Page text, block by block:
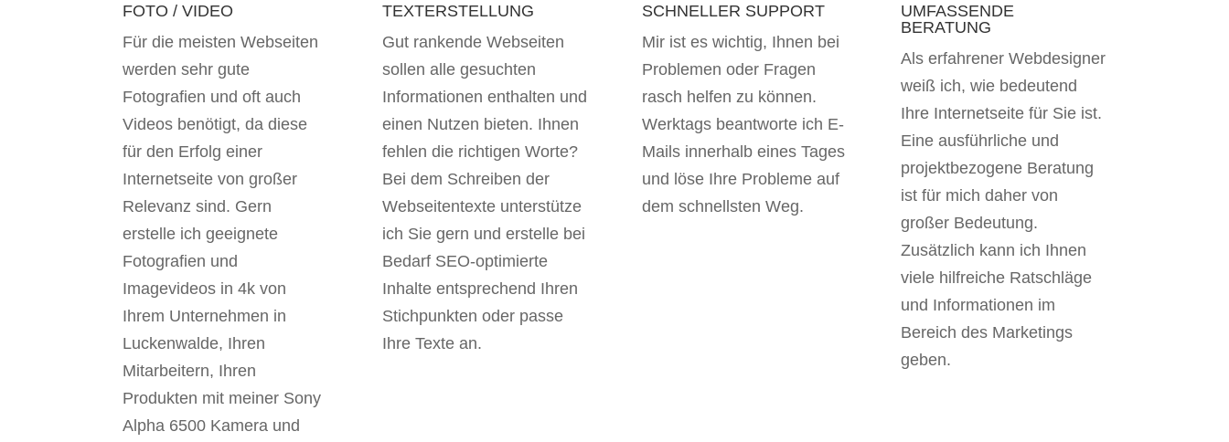
FOTO / VIDEO
Für die meisten Webseiten
werden sehr gute
Fotografien und oft auch
Videos benötigt, da diese
für den Erfolg einer
Internetseite von großer
Relevanz sind. Gern
erstelle ich geeignete
Fotografien und
Imagevideos in 4k von
Ihrem Unternehmen in
Luckenwalde, Ihren
Mitarbeitern, Ihren
Produkten mit meiner Sony
Alpha 6500 Kamera und
TEXTERSTELLUNG
Gut rankende Webseiten
sollen alle gesuchten
Informationen enthalten und
einen Nutzen bieten. Ihnen
fehlen die richtigen Worte?
Bei dem Schreiben der
Webseitentexte unterstütze
ich Sie gern und erstelle bei
Bedarf SEO-optimierte
Inhalte entsprechend Ihren
Stichpunkten oder passe
Ihre Texte an.
SCHNELLER SUPPORT
Mir ist es wichtig, Ihnen bei
Problemen oder Fragen
rasch helfen zu können.
Werktags beantworte ich E-
Mails innerhalb eines Tages
und löse Ihre Probleme auf
dem schnellsten Weg.
UMFASSENDE
BERATUNG
Als erfahrener Webdesigner
weiß ich, wie bedeutend
Ihre Internetseite für Sie ist.
Eine ausführliche und
projektbezogene Beratung
ist für mich daher von
großer Bedeutung.
Zusätzlich kann ich Ihnen
viele hilfreiche Ratschläge
und Informationen im
Bereich des Marketings
geben.